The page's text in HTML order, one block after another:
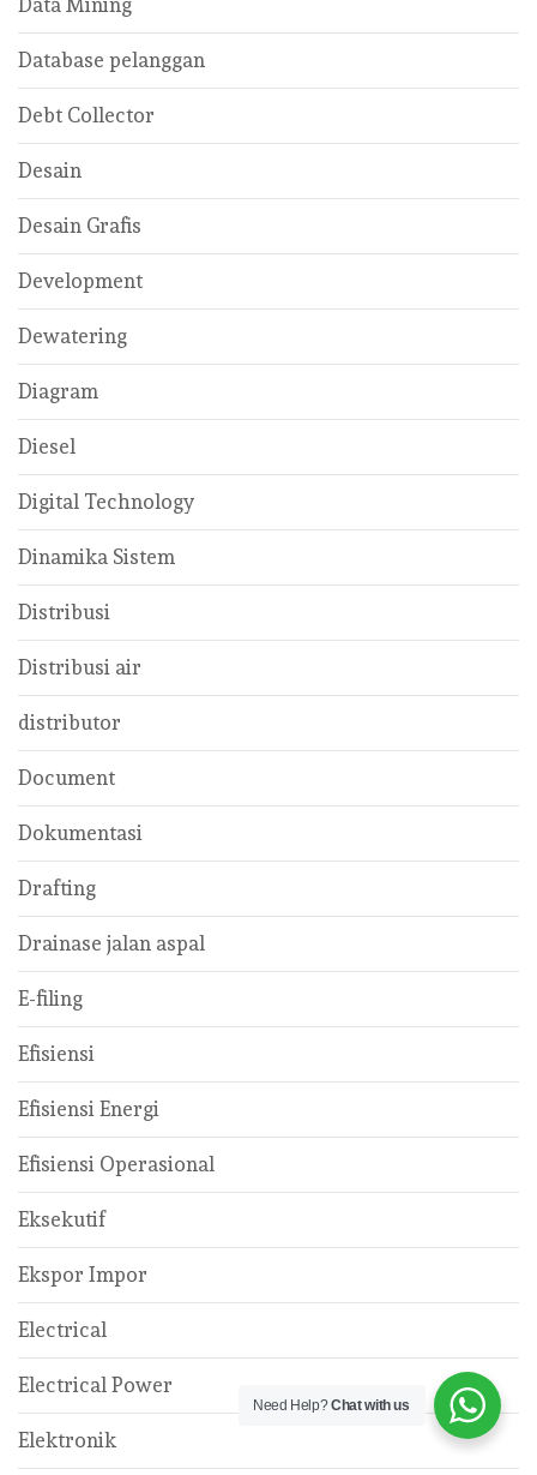
Data Mining
Database pelanggan
Debt Collector
Desain
Desain Grafis
Development
Dewatering
Diagram
Diesel
Digital Technology
Dinamika Sistem
Distribusi
Distribusi air
distributor
Document
Dokumentasi
Drafting
Drainase jalan aspal
E-filing
Efisiensi
Efisiensi Energi
Efisiensi Operasional
Eksekutif
Ekspor Impor
Electrical
Electrical Power
Elektronik
Need Help?Chat with us